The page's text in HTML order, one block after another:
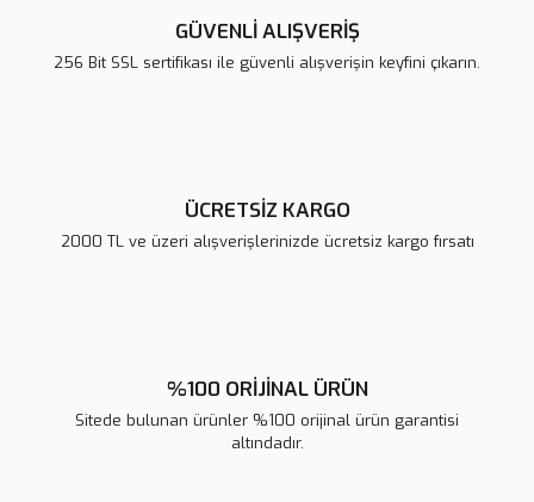
Ürün açıklamasında eksik bilgiler bulunuyor.
GÜVENLİ ALIŞVERİŞ
256 Bit SSL sertifikası ile güvenli alışverişin keyfini çıkarın.
ÜCRETSİZ KARGO
2000 TL ve üzeri alışverişlerinizde ücretsiz kargo fırsatı
%100 ORİJİNAL ÜRÜN
Sitede bulunan ürünler %100 orijinal ürün garantisi
altındadır.